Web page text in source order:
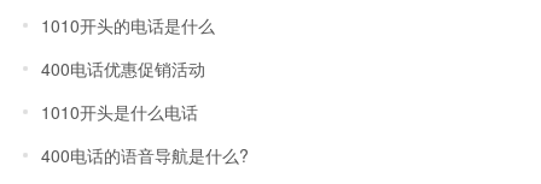
1010开头的电话是什么
400电话优惠促销活动
1010开头是什么电话
400电话的语音导航是什么?